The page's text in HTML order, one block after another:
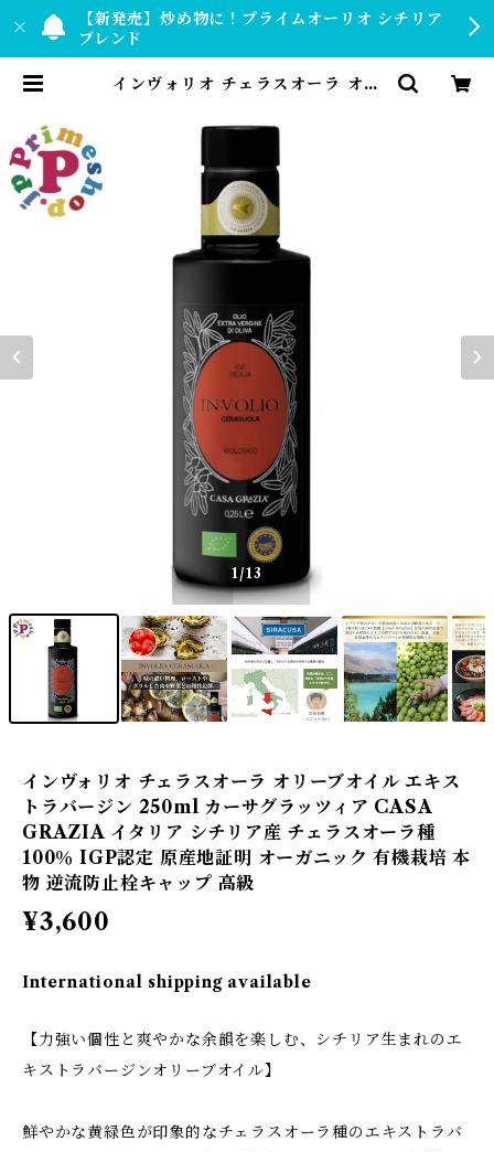
【新発売】炒め物に！プライムオーリオ シチリア
ブレンド
インヴォリオ チェラスオーラ オリ
RAZIA イタリア シチリア産 チェ
ラスオーラ種100％ IGP認定 原産
地証明 オーガニック 有機栽培 本物
逆流防止栓キャップ 高級 | 【公式】
プライムショップ by PRIMESHO
P.JP
1/13
インヴォリオ チェラスオーラ オリーブオイル エキス
トラバージン 250ml カーサグラッツィア CASA
GRAZIA イタリア シチリア産 チェラスオーラ種
100％ IGP認定 原産地証明 オーガニック 有機栽培 本
物 逆流防止栓キャップ 高級
¥3,600
International shipping available
【力強い個性と爽やかな余韻を楽しむ、シチリア生まれのエ
キストラバージンオリーブオイル】
鮮やかな黄緑色が印象的なチェラスオーラ種のエキストラバ